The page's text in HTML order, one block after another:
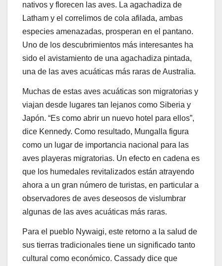
nativos y florecen las aves. La agachadiza de
Latham y el correlimos de cola afilada, ambas
especies amenazadas, prosperan en el pantano.
Uno de los descubrimientos más interesantes ha
sido el avistamiento de una agachadiza pintada,
una de las aves acuáticas más raras de Australia.
Muchas de estas aves acuáticas son migratorias y
viajan desde lugares tan lejanos como Siberia y
Japón. “Es como abrir un nuevo hotel para ellos”,
dice Kennedy. Como resultado, Mungalla figura
como un lugar de importancia nacional para las
aves playeras migratorias. Un efecto en cadena es
que los humedales revitalizados están atrayendo
ahora a un gran número de turistas, en particular a
observadores de aves deseosos de vislumbrar
algunas de las aves acuáticas más raras.
Para el pueblo Nywaigi, este retorno a la salud de
sus tierras tradicionales tiene un significado tanto
cultural como económico. Cassady dice que